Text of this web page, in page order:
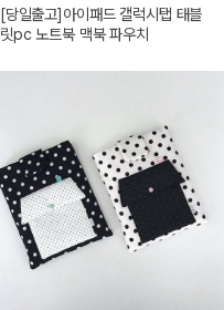
[당일출고]아이패드 갤럭시탭 태블
릿pc 노트북 맥북 파우치